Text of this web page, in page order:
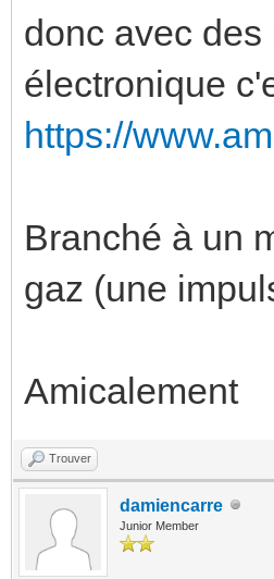
donc avec
électronique
https://
Branché à un
gaz (une
Amicalement
Trouver
damiencarre
Junior Member